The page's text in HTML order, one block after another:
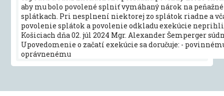
aby mu bolo povolené splniť vymáhaný nárok na
splátkach. Pri nesplnení niektorej zo splátok riadne a
povolenie splátok a povolenie odkladu exekúcie
Košiciach dňa 02. júl 2024 Mgr. Alexander Šemperger
Upovedomenie o začatí exekúcie sa doručuje: -
oprávnenému